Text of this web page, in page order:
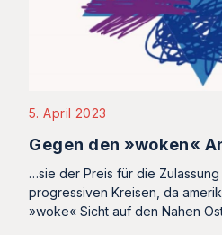
5. April 2023
Gegen den »woken«
…sie der Preis für die
progressiven Kreisen, da
»woke« Sicht auf den Nahen